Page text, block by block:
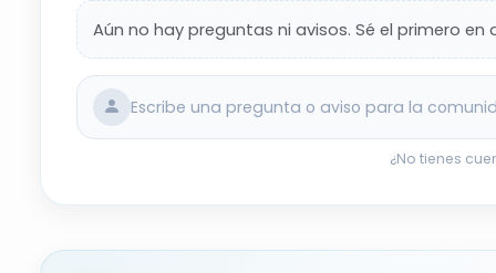
Resumen orientativo de los datos
inscribirte.
Aún no hay preguntas ni avisos. Sé el primero
Escribe una pregunta o aviso para la
¿No tienes